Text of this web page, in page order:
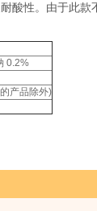
性。由于此款
0.2%
产品除外)